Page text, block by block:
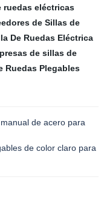
ruedas eléctricas
de Sillas de
De Ruedas Eléctrica
de sillas de
Ruedas Plegables
de acero para
de color claro para